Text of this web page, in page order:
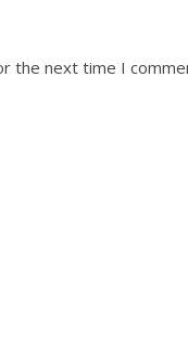
the next time I